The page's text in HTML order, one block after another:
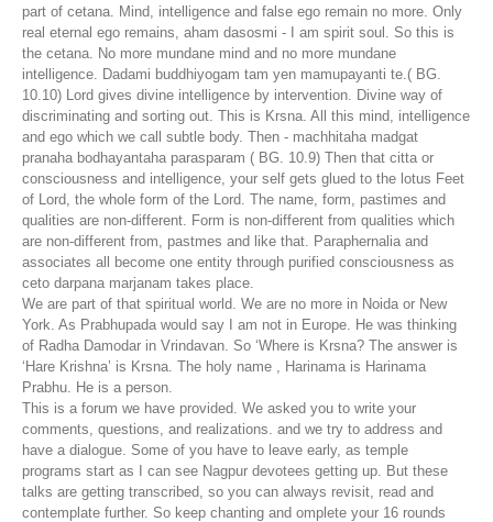
part of cetana. Mind, intelligence and false ego remain no more. Only
real eternal ego remains, aham dasosmi - I am spirit soul. So this is
the cetana. No more mundane mind and no more mundane
intelligence. Dadami buddhiyogam tam yen mamupayanti te.( BG.
10.10) Lord gives divine intelligence by intervention. Divine way of
discriminating and sorting out. This is Krsna. All this mind, intelligence
and ego which we call subtle body. Then - machhitaha madgat
pranaha bodhayantaha parasparam ( BG. 10.9) Then that citta or
consciousness and intelligence, your self gets glued to the lotus Feet
of Lord, the whole form of the Lord. The name, form, pastimes and
qualities are non-different. Form is non-different from qualities which
are non-different from, pastmes and like that. Paraphernalia and
associates all become one entity through purified consciousness as
ceto darpana marjanam takes place.
We are part of that spiritual world. We are no more in Noida or New
York. As Prabhupada would say I am not in Europe. He was thinking
of Radha Damodar in Vrindavan. So ‘Where is Krsna? The answer is
‘Hare Krishna’ is Krsna. The holy name , Harinama is Harinama
Prabhu. He is a person.
This is a forum we have provided. We asked you to write your
comments, questions, and realizations. and we try to address and
have a dialogue. Some of you have to leave early, as temple
programs start as I can see Nagpur devotees getting up. But these
talks are getting transcribed, so you can always revisit, read and
contemplate further. So keep chanting and omplete your 16 rounds